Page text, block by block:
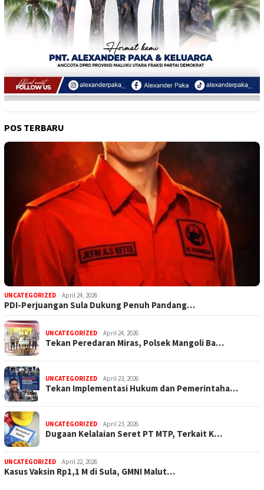
POS TERBARU
UNCATEGORIZED April 24, 2026
PDI-Perjuangan Sula Dukung Penuh Pandang…
UNCATEGORIZED April 24, 2026
Tekan Peredaran Miras, Polsek Mangoli Ba…
UNCATEGORIZED April 23, 2026
Tekan Implementasi Hukum dan Pemerintaha…
UNCATEGORIZED April 23, 2026
Dugaan Kelalaian Seret PT MTP, Terkait K…
UNCATEGORIZED April 22, 2026
Kasus Vaksin Rp1,1 M di Sula, GMNI Malut…